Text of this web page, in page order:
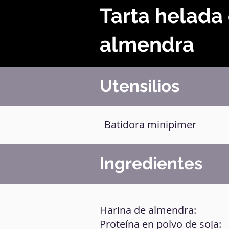
Tarta helada
almendra
Utensilios
Batidora minipimer
Ingredientes
Harina de almendra:
Proteína en polvo de soja: